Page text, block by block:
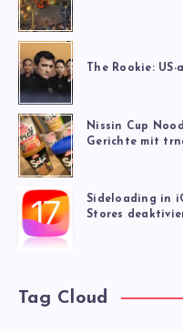
The Rookie:
Nissin Cup
Gerichte mit
Sideloading in
Stores
Tag Cloud